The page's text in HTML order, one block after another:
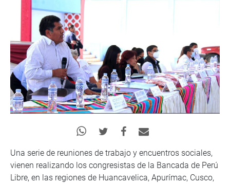
Una serie de reuniones de trabajo y encuentros sociales,
vienen realizando los congresistas de la Bancada de Perú
Libre, en las regiones de Huancavelica, Apurímac, Cusco,